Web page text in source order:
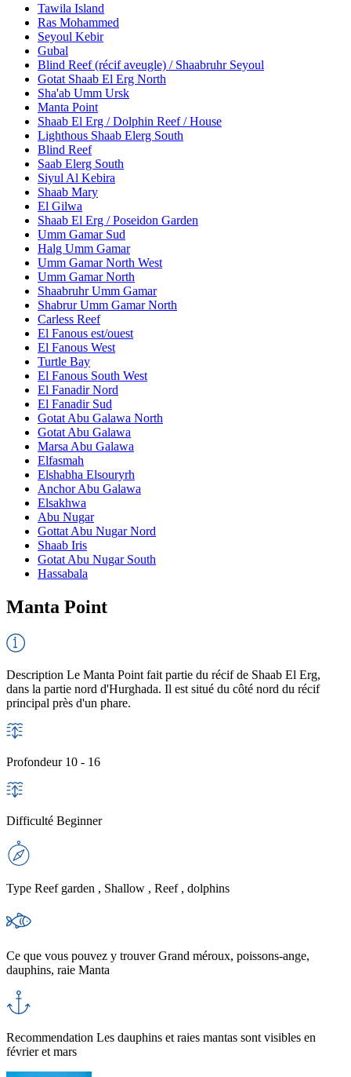
Tawila Island
Ras Mohammed
Seyoul Kebir
Gubal
Blind Reef (récif aveugle) / Shaabruhr Seyoul
Gotat Shaab El Erg North
Sha'ab Umm Ursk
Manta Point
Shaab El Erg / Dolphin Reef / House
Lighthous Shaab Elerg South
Blind Reef
Saab Elerg South
Siyul Al Kebira
Shaab Mary
El Gilwa
Shaab El Erg / Poseidon Garden
Umm Gamar Sud
Halg Umm Gamar
Umm Gamar North West
Umm Gamar North
Shaabruhr Umm Gamar
Shabrur Umm Gamar North
Carless Reef
El Fanous est/ouest
El Fanous West
Turtle Bay
El Fanous South West
El Fanadir Nord
El Fanadir Sud
Gotat Abu Galawa North
Gotat Abu Galawa
Marsa Abu Galawa
Elfasmah
Elshabha Elsouryrh
Anchor Abu Galawa
Elsakhwa
Abu Nugar
Gottat Abu Nugar Nord
Shaab Iris
Gotat Abu Nugar South
Hassabala
Manta Point
Description Le Manta Point fait partie du récif de Shaab El Erg,
dans la partie nord d'Hurghada. Il est situé du côté nord du récif
principal près d'un phare.
Profondeur10 - 16
Difficulté Beginner
Type Reef garden , Shallow , Reef , dolphins
Ce que vous pouvez y trouverGrand méroux, poissons-ange,
dauphins, raie Manta
Recommendation Les dauphins et raies mantas sont visibles en
février et mars